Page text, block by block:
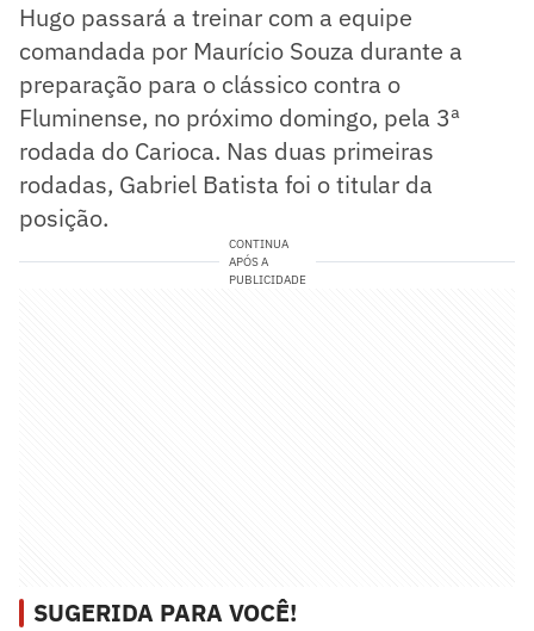
Hugo passará a treinar com a equipe
comandada por Maurício Souza durante a
preparação para o clássico contra o
Fluminense, no próximo domingo, pela 3ª
rodada do Carioca. Nas duas primeiras
rodadas, Gabriel Batista foi o titular da
posição.
CONTINUA
APÓS A
PUBLICIDADE
SUGERIDA PARA VOCÊ!